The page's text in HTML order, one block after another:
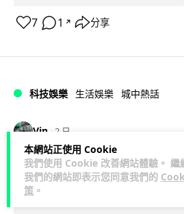
本網站正使用 Cookie
我們使用 Cookie 改善網站體驗。 繼
我們的網站即表示您同意我們的
策 。
7 1 ↗ 分享
科技娛樂 生活娛樂 城中熱話
Vin 2 日
法國 8 月 11 日出新例
Cold Call 違規企業最